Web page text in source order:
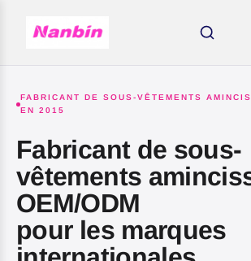
FABRICANT DE SOUS-VÊTEMENTS
EN 2015
Fabricant de sous-
vêtements
OEM/ODM
pour les marques